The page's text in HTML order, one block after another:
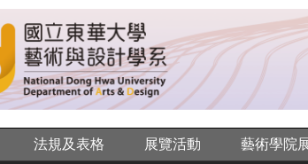
法規及表格 展覽活動 藝術學院